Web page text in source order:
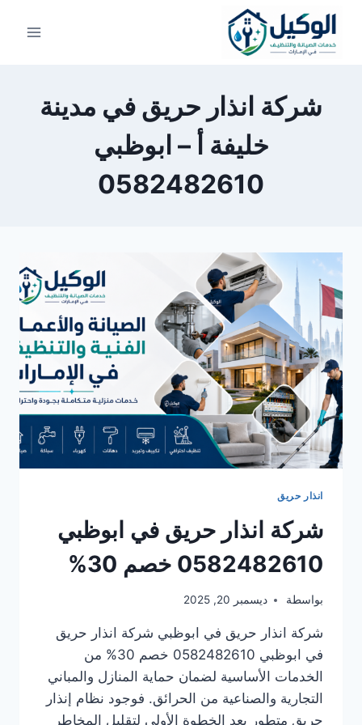
التجاوز
المحتوى
شركة انذار حريق في مدينة
خليفة أ – ابوظبي
0582482610
انذار حريق
شركة انذار حريق في ابوظبي
0582482610 خصم 30%
بواسطة ديسمبر 20, 2025
شركة انذار حريق في ابوظبي شركة انذار حريق
في ابوظبي 0582482610 خصم 30% من
الخدمات الأساسية لضمان حماية المنازل والمباني
التجارية والصناعية من الحرائق. فوجود نظام إنذار
حريق متطور يعد الخطوة الأولى لتقليل المخاطر